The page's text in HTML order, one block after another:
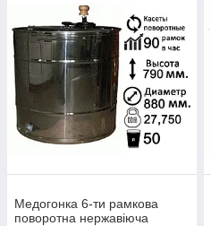
Медогонка 6-ти рамкова
поворотна нержавіюча